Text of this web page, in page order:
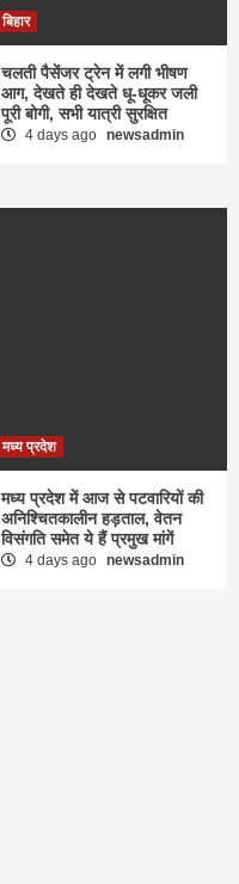
बिहार
चलती पैसेंजर ट्रेन में लगी भीषण
आग, देखते ही देखते धू-धूकर जली
पूरी बोगी, सभी यात्री सुरक्षित
4 days ago newsadmin
मध्य प्रदेश
मध्य प्रदेश में आज से पटवारियों की
अनिश्चितकालीन हड़ताल, वेतन
विसंगति समेत ये हैं प्रमुख मांगें
4 days ago newsadmin